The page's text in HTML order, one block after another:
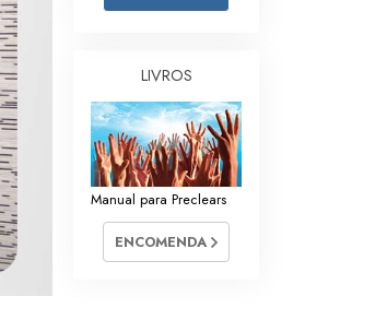
Respostas às Drogas
Crianças
Ferramentas para o Local do Trabalho
Ética e as Condições
A Causa da Supressão
Investigações
LIVROS
Manual para Preclears
ENCOMENDA